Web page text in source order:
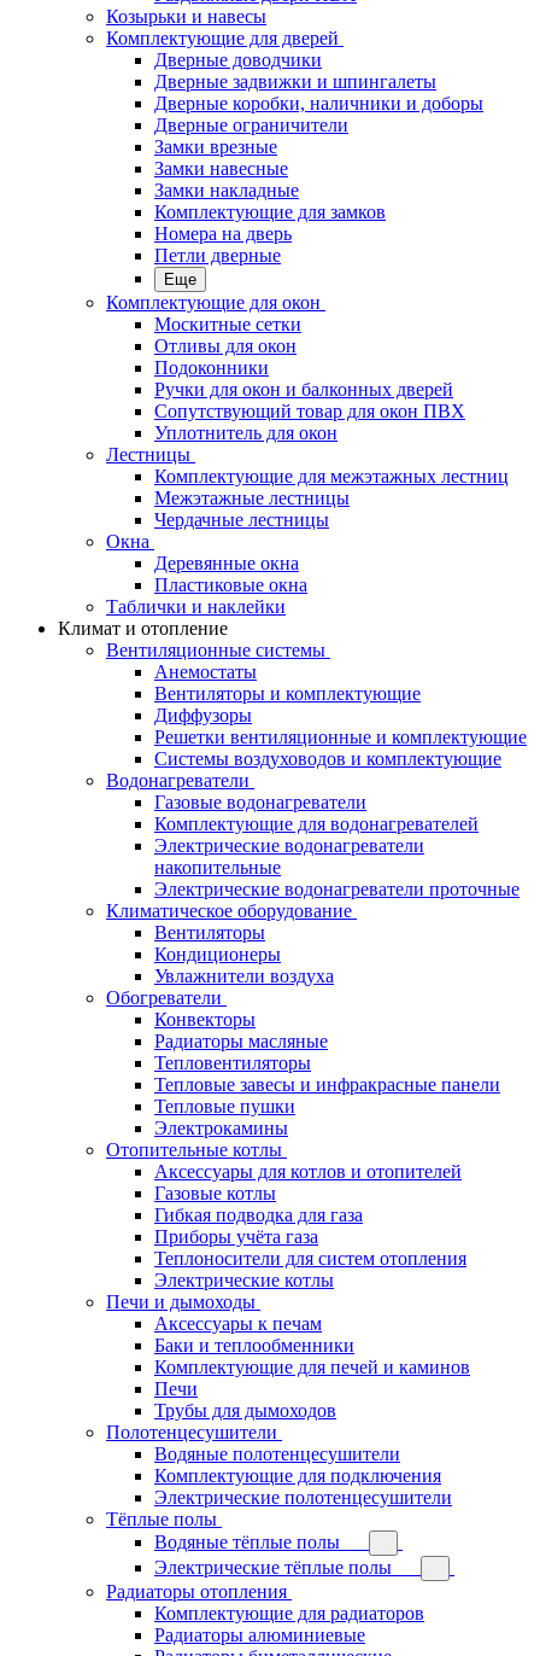
Козырьки и навесы
Комплектующие для дверей
Дверные доводчики
Дверные задвижки и шпингалеты
Дверные коробки, наличники и доборы
Дверные ограничители
Замки врезные
Замки навесные
Замки накладные
Комплектующие для замков
Номера на дверь
Петли дверные
Еще
Комплектующие для окон
Москитные сетки
Отливы для окон
Подоконники
Ручки для окон и балконных дверей
Сопутствующий товар для окон ПВХ
Уплотнитель для окон
Лестницы
Комплектующие для межэтажных лестниц
Межэтажные лестницы
Чердачные лестницы
Окна
Деревянные окна
Пластиковые окна
Таблички и наклейки
Климат и отопление
Вентиляционные системы
Анемостаты
Вентиляторы и комплектующие
Диффузоры
Решетки вентиляционные и комплектующие
Системы воздуховодов и комплектующие
Водонагреватели
Газовые водонагреватели
Комплектующие для водонагревателей
Электрические водонагреватели
накопительные
Электрические водонагреватели проточные
Климатическое оборудование
Вентиляторы
Кондиционеры
Увлажнители воздуха
Обогреватели
Конвекторы
Радиаторы масляные
Тепловентиляторы
Тепловые завесы и инфракрасные панели
Тепловые пушки
Электрокамины
Отопительные котлы
Аксессуары для котлов и отопителей
Газовые котлы
Гибкая подводка для газа
Приборы учёта газа
Теплоносители для систем отопления
Электрические котлы
Печи и дымоходы
Аксессуары к печам
Баки и теплообменники
Комплектующие для печей и каминов
Печи
Трубы для дымоходов
Полотенцесушители
Водяные полотенцесушители
Комплектующие для подключения
Электрические полотенцесушители
Тёплые полы
Водяные тёплые полы
Электрические тёплые полы
Радиаторы отопления
Комплектующие для радиаторов
Радиаторы алюминиевые